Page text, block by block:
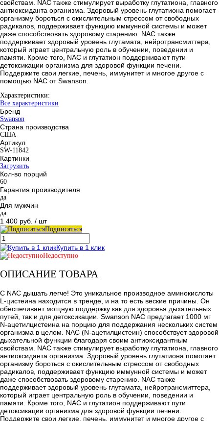
свойствам. NAC также стимулирует выработку глутатиона, главного
антиоксиданта организма. Здоровый уровень глутатиона помогает
организму бороться с окислительным стрессом от свободных
радикалов, поддерживает функцию иммунной системы и может
даже способствовать здоровому старению. NAC также
поддерживает здоровый уровень глутамата, нейротрансмиттера,
который играет центральную роль в обучении, поведении и
памяти. Кроме того, NAC и глутатион поддерживают пути
детоксикации организма для здоровой функции печени.
Поддержите свои легкие, печень, иммунитет и многое другое с
помощью NAC от Swanson.
Характеристики:
Все характеристики
Бренд
Swanson
Страна производства
США
Артикул
SW-11842
Картинки
Загрузить
Кол-во порций
60
Гарантия производителя
да
Для мужчин
да
1 400 руб. / шт
Подписаться
Купить в 1 клик
Недоступно
ОПИСАНИЕ ТОВАРА
С NAC дышать легче! Это уникальное производное аминокислоты
L-цистеина находится в тренде, и на то есть веские причины. Он
обеспечивает мощную поддержку как для здоровья дыхательных
путей, так и для детоксикации. Swanson NAC предлагает 1000 мг
N-ацетилцистеина на порцию для поддержания нескольких систем
организма в целом. NAC (N-ацетилцистеин) способствует здоровой
дыхательной функции благодаря своим антиоксидантным
свойствам. NAC также стимулирует выработку глутатиона, главного
антиоксиданта организма. Здоровый уровень глутатиона помогает
организму бороться с окислительным стрессом от свободных
радикалов, поддерживает функцию иммунной системы и может
даже способствовать здоровому старению. NAC также
поддерживает здоровый уровень глутамата, нейротрансмиттера,
который играет центральную роль в обучении, поведении и
памяти. Кроме того, NAC и глутатион поддерживают пути
детоксикации организма для здоровой функции печени.
Поддержите свои легкие, печень, иммунитет и многое другое с